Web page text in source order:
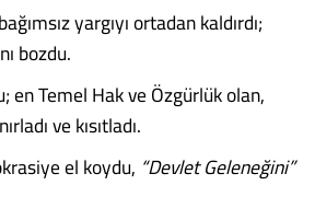
yargıyı ortadan kaldırdı;
bozdu.
en Temel Hak ve Özgürlük olan,
ve kısıtladı.
el koydu, “Devlet Geleneğini”